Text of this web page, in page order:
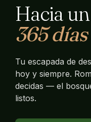
Hacia
365 días
Tu escapada de
hoy y siempre.
decidas — el
listos.